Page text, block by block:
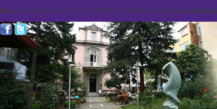
Notice: Undefined index: HTTP_ACCEPT_LANGUAGE in /home/